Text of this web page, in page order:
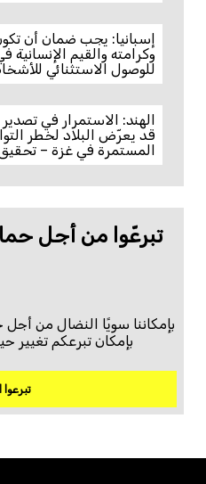
إسبانيا: يجب ضمان أن
وكرامته والقيم
للوصول الاستثنائي
الهند: الاستمرار في
قد يعرّض البلاد لخطر
المستمرة في غزة –
تبرعّوا من أجل
بإمكاننا سويًا النضال من
بإمكان تبرعكم تغيير
تبرعوا